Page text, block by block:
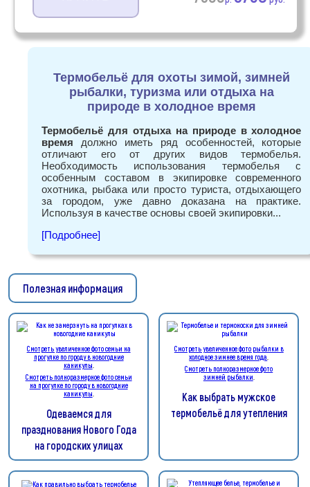
Термобельё для охоты зимой, зимней
рыбалки, туризма или отдыха на
природе в холодное время
Термобельё для отдыха на природе в холодное
время должно иметь ряд особенностей, которые
отличают его от других видов термобелья.
Необходимость использования термобелья с
особенным составом в экипировке современного
охотника, рыбака или просто туриста, отдыхающего
за городом, уже давно доказана на практике.
Используя в качестве основы своей экипировки...
[Подробнее]
Полезная информация
Смотреть увеличенное фото семьи на
прогулке по городу в новогодние
каникулы.
Смотреть полноразмерное фото семьи
на прогулке по городу в новогодние
каникулы.
Одеваемся для
празднования Нового Года
на городских улицах
Смотреть увеличенное фото рыбалки в
холодное зимнее время года.
Смотреть полноразмерное фото
зимней рыбалки.
Как выбрать мужское
термобельё для утепления